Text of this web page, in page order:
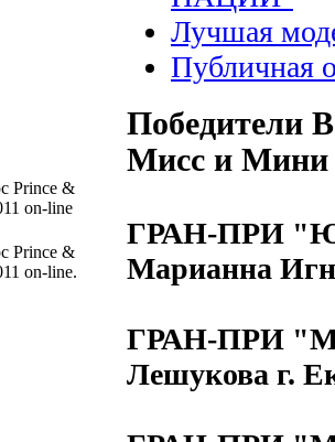
Prince &
on-line
Prince &
on-line.
Лучшая
Публичная
Победители
Мисс и Мини
ГРАН-ПРИ
Марианна
ГРАН-ПРИ
Лешукова г.